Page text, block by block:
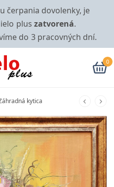
čerpania dovolenky, je
plus zatvorená.
do 3 pracovných dní.
0
kytica